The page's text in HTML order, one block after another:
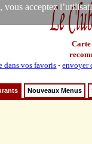
acceptez
Carte
dans vos favoris -envoyer
Nouveaux Menus